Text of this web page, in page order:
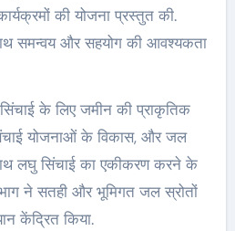
की योजना प्रस्तुत की.
समन्वय और सहयोग की आवश्यकता
के लिए जमीन की प्राकृतिक
योजनाओं के विकास, और जल
लघु सिंचाई का एकीकरण करने के
ने सतही और भूमिगत जल स्रोतों
केंद्रित किया.